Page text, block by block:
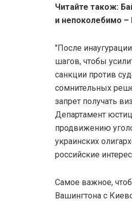
Читайте також:
и непоколебимо –
"После
шагов, чтобы
санкции против
сомнительных
запрет получать
Департамент
продвижению
украинских
российские
Самое важное,
Вашингтона с